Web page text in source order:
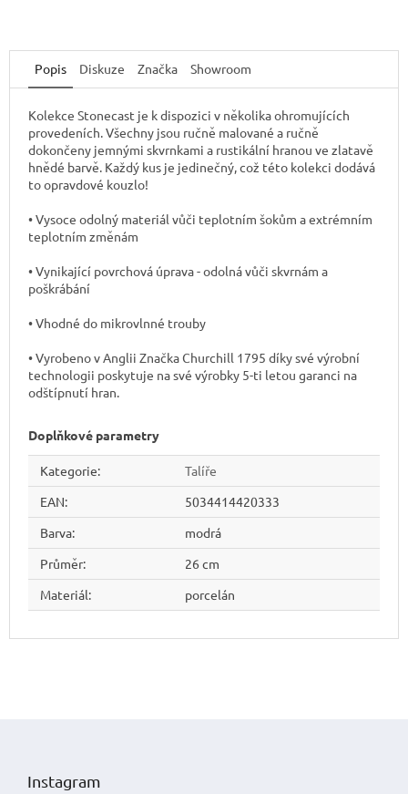
Popis Diskuze Značka Showroom
Kolekce Stonecast je k dispozici v několika ohromujících
provedeních. Všechny jsou ručně malované a ručně
dokončeny jemnými skvrnkami a rustikální hranou ve zlatavě
hnědé barvě. Každý kus je jedinečný, což této kolekci dodává
to opravdové kouzlo!
• Vysoce odolný materiál vůči teplotním šokům a extrémním
teplotním změnám
• Vynikající povrchová úprava - odolná vůči skvrnám a
poškrábání
• Vhodné do mikrovlnné trouby
• Vyrobeno v Anglii Značka Churchill 1795 díky své výrobní
technologii poskytuje na své výrobky 5-ti letou garanci na
odštípnutí hran.
Doplňkové parametry
Kategorie:
Talíře
EAN:
5034414420333
Barva:
modrá
Průměr:
26 cm
Materiál: porcelán
Instagram